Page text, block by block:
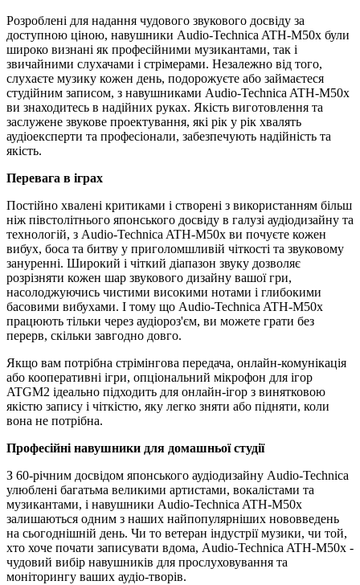
Розроблені для надання чудового звукового досвіду за
доступною ціною, навушники Audio-Technica ATH-M50x були
широко визнані як професійними музикантами, так і
звичайними слухачами і стрімерами. Незалежно від того,
слухаєте музику кожен день, подорожуєте або займаєтеся
студійним записом, з навушниками Audio-Technica ATH-M50x
ви знаходитесь в надійних руках. Якість виготовлення та
заслужене звукове проектування, які рік у рік хвалять
аудіоексперти та професіонали, забезпечують надійність та
якість.
Перевага в іграх
Постійно хвалені критиками і створені з використанням більш
ніж півстолітнього японського досвіду в галузі аудіодизайну та
технологій, з Audio-Technica ATH-M50x ви почуєте кожен
вибух, боса та битву у приголомшливій чіткості та звуковому
зануренні. Широкий і чіткий діапазон звуку дозволяє
розрізняти кожен шар звукового дизайну вашої гри,
насолоджуючись чистими високими нотами і глибокими
басовими вибухами. І тому що Audio-Technica ATH-M50x
працюють тільки через аудіороз'єм, ви можете грати без
перерв, скільки завгодно довго.
Якщо вам потрібна стрімінгова передача, онлайн-комунікація
або кооперативні ігри, опціональний мікрофон для ігор
ATGM2 ідеально підходить для онлайн-ігор з винятковою
якістю запису і чіткістю, яку легко зняти або підняти, коли
вона не потрібна.
Професійні навушники для домашньої студії
З 60-річним досвідом японського аудіодизайну Audio-Technica
улюблені багатьма великими артистами, вокалістами та
музикантами, і навушники Audio-Technica ATH-M50x
залишаються одним з наших найпопулярніших нововведень
на сьогоднішній день. Чи то ветеран індустрії музики, чи той,
хто хоче почати записувати вдома, Audio-Technica ATH-M50x -
чудовий вибір навушників для прослуховування та
моніторингу ваших аудіо-творів.